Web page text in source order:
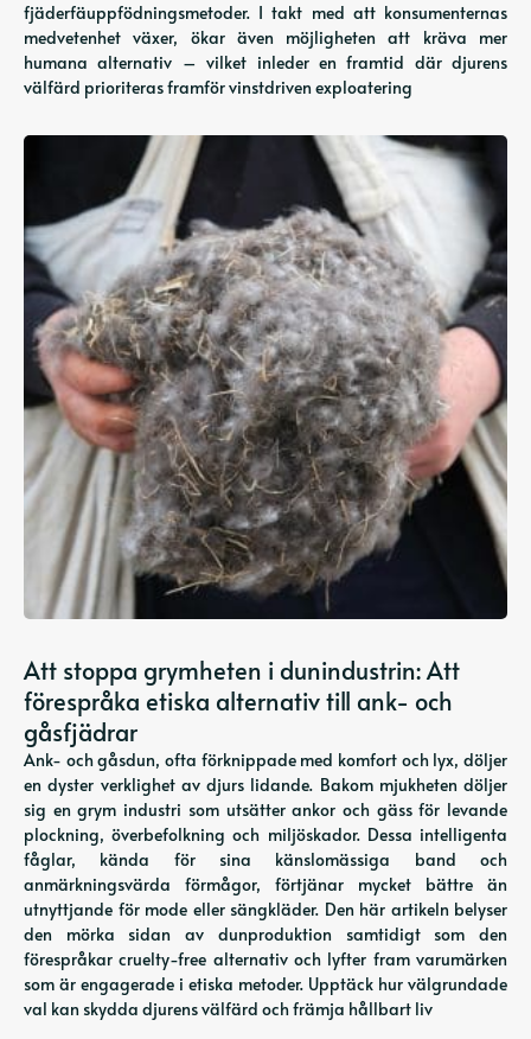
fjäderfäuppfödningsmetoder. I takt med att konsumenternas
medvetenhet växer, ökar även möjligheten att kräva mer
humana alternativ – vilket inleder en framtid där djurens
välfärd prioriteras framför vinstdriven exploatering
Att stoppa grymheten i dunindustrin: Att
förespråka etiska alternativ till ank- och
gåsfjädrar
Ank- och gåsdun, ofta förknippade med komfort och lyx, döljer
en dyster verklighet av djurs lidande. Bakom mjukheten döljer
sig en grym industri som utsätter ankor och gäss för levande
plockning, överbefolkning och miljöskador. Dessa intelligenta
fåglar, kända för sina känslomässiga band och
anmärkningsvärda förmågor, förtjänar mycket bättre än
utnyttjande för mode eller sängkläder. Den här artikeln belyser
den mörka sidan av dunproduktion samtidigt som den
förespråkar cruelty-free alternativ och lyfter fram varumärken
som är engagerade i etiska metoder. Upptäck hur välgrundade
val kan skydda djurens välfärd och främja hållbart liv